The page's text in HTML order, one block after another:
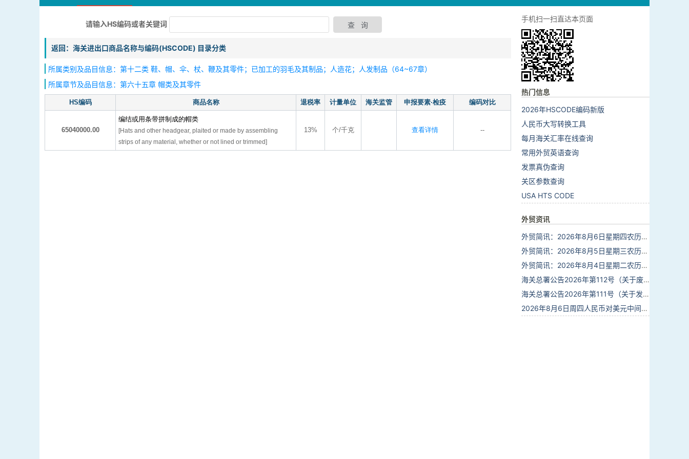
请输入HS编码或者关键词
返回：海关进出口商品名称与编码(HSCODE) 目录分类
所属类别及品目信息：第十二类 鞋、帽、伞、杖、鞭及其零件；已加工的羽毛及其制品；人造花；人发制品（64~67章）
所属章节及品目信息：第六十五章 帽类及其零件
HS编码 商品名称 退税率 计量单位 海关监管 申报要素·检疫 编码对比
65040000.00
编结或用条带拼制成的帽类
[Hats and other headgear, plaited or made by assembling
strips of any material, whether or not lined or trimmed]
13% 个/千克 查看详情 --
手机扫一扫直达本页面
热门信息
2026年HSCODE编码新版
人民币大写转换工具
每月海关汇率在线查询
常用外贸英语查询
发票真伪查询
关区参数查询
USA HTS CODE
外贸资讯
外贸简讯：2026年8月6日星期四农历六月廿四
外贸简讯：2026年8月5日星期三农历六月廿三
外贸简讯：2026年8月4日星期二农历六月廿二
海关总署公告2026年第112号（关于废止部分卫生检疫类规范性文件的公告）
海关总署公告2026年第111号（关于发布《进出境动植物检疫处理监督管理工作规定》《进出境卫生处理监督管理工作规定》的公告）
2026年8月6日周四人民币对美元中间价报6.7895调贬6个基点